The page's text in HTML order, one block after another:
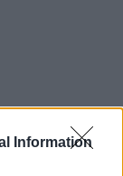
Information